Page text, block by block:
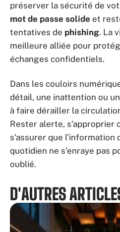
préserver la sécurité de
mot de passe solide et
tentatives de phishing. La
meilleure alliée pour
échanges confidentiels.
Dans les couloirs
détail, une inattention ou
à faire dérailler la
Rester alerte, s’approprier
s’assurer que l’information
quotidien ne s’enraye pas
oublié.
D'AUTRES